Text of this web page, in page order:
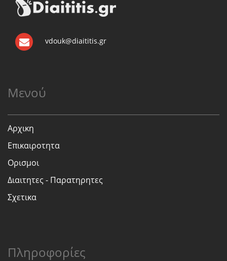
vdouk@diaititis.gr
Μενού
Αρχικη
Επικαιροτητα
Ορισμοι
Διαιτητες - Παρατηρητες
Σχετικα
Πληροφορίες